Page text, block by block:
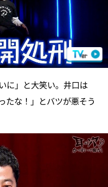
に」と大笑い。井口は
たな！」とバツが悪そう